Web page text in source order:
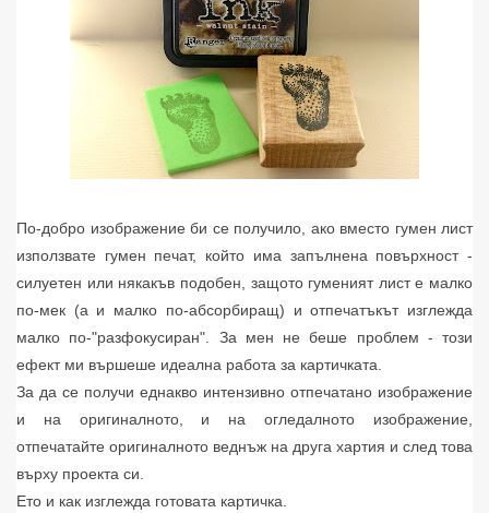
По-добро изображение би се получило, ако вместо гумен лист
използвате гумен печат, който има запълнена повърхност -
силуетен или някакъв подобен, защото гуменият лист е малко
по-мек (а и малко по-абсорбиращ) и отпечатъкът изглежда
малко по-"разфокусиран". За мен не беше проблем - този
ефект ми вършеше идеална работа за картичката.
За да се получи еднакво интензивно отпечатано изображение
и на оригиналното, и на огледалното изображение,
отпечатайте оригиналното веднъж на друга хартия и след това
върху проекта си.
Ето и как изглежда готовата картичка.